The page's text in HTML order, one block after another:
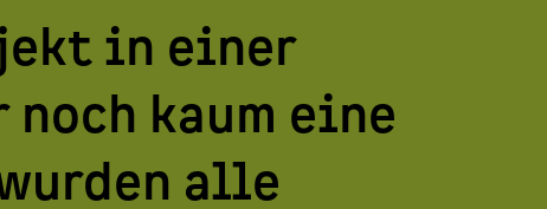
in einer
kaum eine
alle